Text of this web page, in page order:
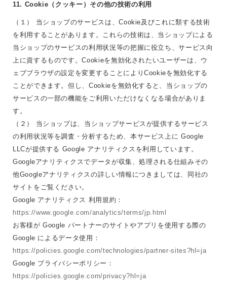
11. Cookie（クッキー）その他の技術の利用
（１） 当ショップのサービスは、Cookie及びこれに類する技術
を利用することがあります。これらの技術は、当ショップによる
当ショップのサービスの利用状況等の把握に役立ち、サービス向
上に資するものです。Cookieを無効化されたいユーザーは、ウ
ェブブラウザの設定を変更することによりCookieを無効化する
ことができます。但し、Cookieを無効化すると、当ショップの
サービスの一部の機能をご利用いただけなくなる場合がありま
す。
（２） 当ショップは、当ショップサービスが提供するサービス
の利用状況等を調査・分析するため、本サービス上に Google
LLCが提供する Google アナリティクスを利用しています。
Googleアナリティクスでデータが収集、処理される仕組みその
他Googleアナリティクスの詳しい情報につきましては、同社の
サイトをご覧ください。
Google アナリティクス 利用規約：
https://www.google.com/analytics/terms/jp.html
お客様が Google パートナーのサイトやアプリを使用する際の
Google によるデータ使用：
https://policies.google.com/technologies/partner-sites?hl=ja
Google プライバシーポリシー：
https://policies.google.com/privacy?hl=ja